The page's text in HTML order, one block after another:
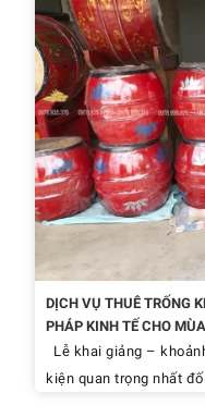
DỊCH VỤ THUÊ TRỐNG
PHÁP KINH TẾ CHO
Lễ khai giảng –
kiện quan trọng nhất